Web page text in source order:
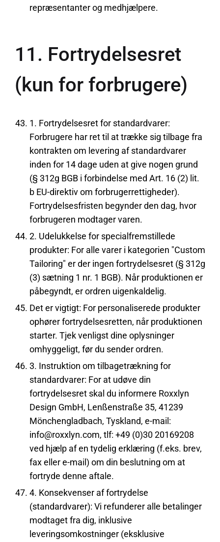
repræsentanter og medhjælpere.
11. Fortrydelsesret
(kun for forbrugere)
1. Fortrydelsesret for standardvarer:
Forbrugere har ret til at trække sig tilbage fra
kontrakten om levering af standardvarer
inden for 14 dage uden at give nogen grund
(§ 312g BGB i forbindelse med Art. 16 (2) lit.
b EU-direktiv om forbrugerrettigheder).
Fortrydelsesfristen begynder den dag, hvor
forbrugeren modtager varen.
2. Udelukkelse for specialfremstillede
produkter: For alle varer i kategorien "Custom
Tailoring" er der ingen fortrydelsesret (§ 312g
(3) sætning 1 nr. 1 BGB). Når produktionen er
påbegyndt, er ordren uigenkaldelig.
Det er vigtigt: For personaliserede produkter
ophører fortrydelsesretten, når produktionen
starter. Tjek venligst dine oplysninger
omhyggeligt, før du sender ordren.
3. Instruktion om tilbagetrækning for
standardvarer: For at udøve din
fortrydelsesret skal du informere Roxxlyn
Design GmbH, Lenßenstraße 35, 41239
Mönchengladbach, Tyskland, e-mail:
info@roxxlyn.com, tlf: +49 (0)30 20169208
ved hjælp af en tydelig erklæring (f.eks. brev,
fax eller e-mail) om din beslutning om at
fortryde denne aftale.
4. Konsekvenser af fortrydelse
(standardvarer): Vi refunderer alle betalinger
modtaget fra dig, inklusive
leveringsomkostninger (eksklusive